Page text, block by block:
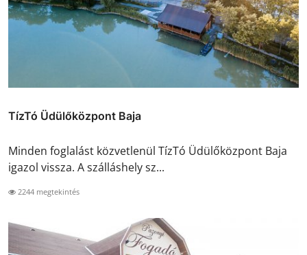
TízTó Üdülőközpont Baja
Minden foglalást közvetlenül TízTó Üdülőközpont Baja
igazol vissza. A szálláshely sz...
2244 megtekintés